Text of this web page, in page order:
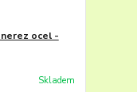
ocel -
Skladem